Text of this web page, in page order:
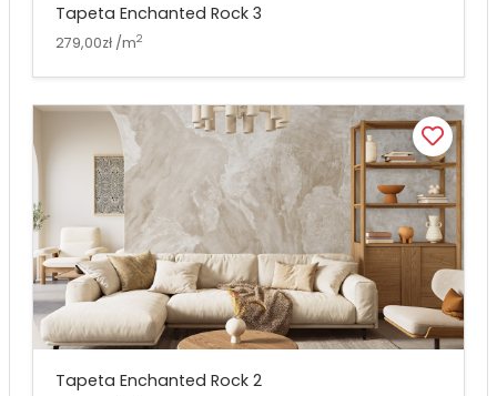
Tapeta Enchanted Rock 3
279,00zł /m2
Tapeta Enchanted Rock 2